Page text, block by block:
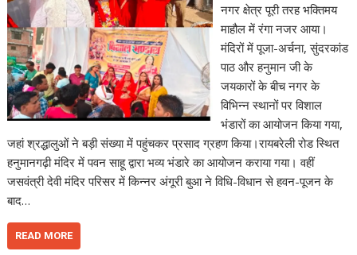
नगर क्षेत्र पूरी तरह भक्तिमय
माहौल में रंगा नजर आया।
मंदिरों में पूजा-अर्चना, सुंदरकांड
पाठ और हनुमान जी के
जयकारों के बीच नगर के
विभिन्न स्थानों पर विशाल
भंडारों का आयोजन किया गया,
जहां श्रद्धालुओं ने बड़ी संख्या में पहुंचकर प्रसाद ग्रहण किया।रायबरेली रोड स्थित
हनुमानगढ़ी मंदिर में पवन साहू द्वारा भव्य भंडारे का आयोजन कराया गया। वहीं
जसवंत्री देवी मंदिर परिसर में किन्नर अंगूरी बुआ ने विधि-विधान से हवन-पूजन के
बाद…
READ MORE